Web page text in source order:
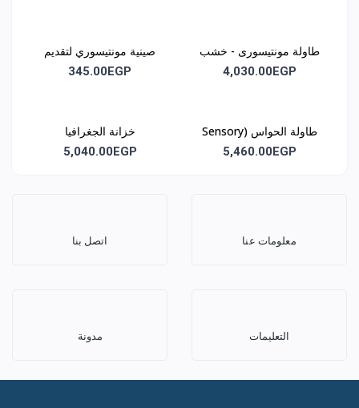
طاولة مونتيسورى - خشب
زان
4,030.00EGP
صينية مونتيسوري لتقديم
الأنشطة
345.00EGP
طاولة الحواس (Sensory
Table)
5,460.00EGP
خزانة الجغرافيا
5,040.00EGP
معلومات عنا اتصل بنا
التعليمات مدونة